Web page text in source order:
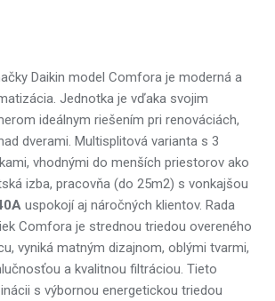
Daikin model Comfora je moderná a
Jednotka je vďaka svojim
ideálnym riešením pri renováciách,
dverami. Multisplitová varianta s 3
vhodnými do menších priestorov ako
izba, pracovňa (do 25m2) s vonkajšou
uspokojí aj náročných klientov. Rada
Comfora je strednou triedou overeného
vyniká matným dizajnom, oblými tvarmi,
a kvalitnou filtráciou. Tieto
s výbornou energetickou triedou